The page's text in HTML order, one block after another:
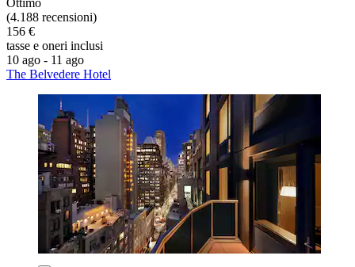
(4.188 recensioni)
156 €
tasse e oneri inclusi
10 ago - 11 ago
The Belvedere Hotel